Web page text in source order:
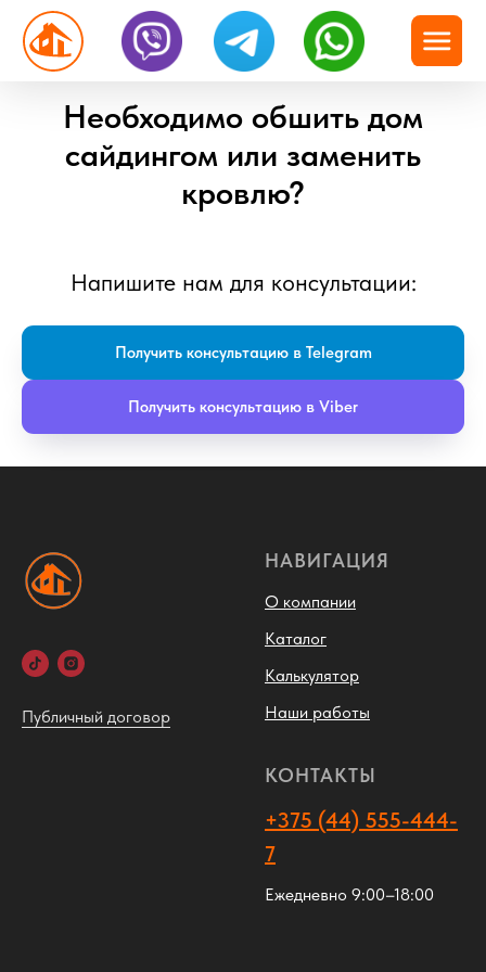
Необходимо обшить дом
сайдингом или заменить
кровлю?
Напишите нам для консультации:
Получить консультацию в Telegram
Получить консультацию в Viber
Публичный договор
НАВИГАЦИЯ
О компании
Каталог
Калькулятор
Наши работы
КОНТАКТЫ
+375 (44) 555-444-
7
Ежедневно 9:00–18:00